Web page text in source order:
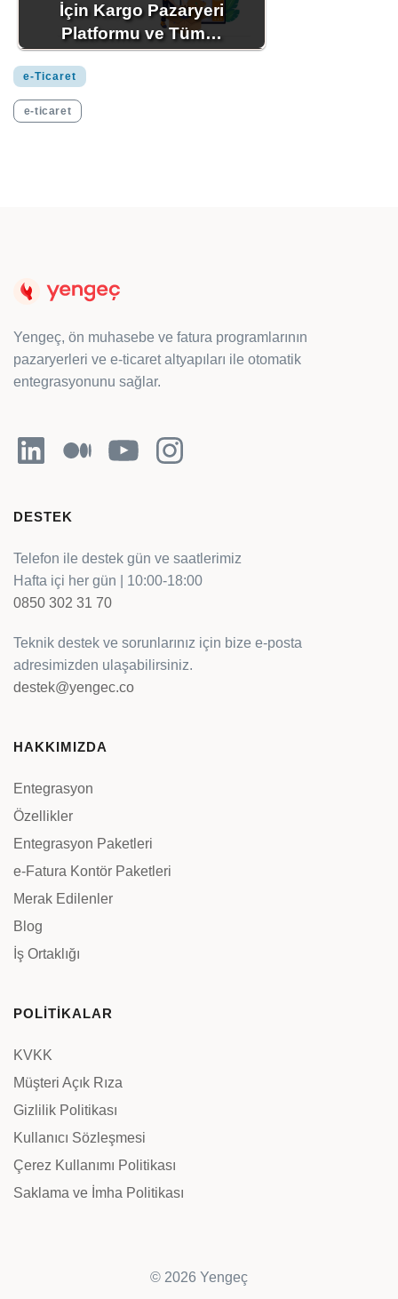
İçin Kargo Pazaryeri
Platformu ve Tüm…
e-Ticaret
e-ticaret
Yengeç, ön muhasebe ve fatura programlarının
pazaryerleri ve e-ticaret altyapıları ile otomatik
entegrasyonunu sağlar.
LinkedInOrta YouTubeInstagram
DESTEK
Telefon ile destek gün ve saatlerimiz
Hafta içi her gün | 10:00-18:00
0850 302 31 70
Teknik destek ve sorunlarınız için bize e-posta
adresimizden ulaşabilirsiniz.
destek@yengec.co
HAKKIMIZDA
Entegrasyon
Özellikler
Entegrasyon Paketleri
e-Fatura Kontör Paketleri
Merak Edilenler
Blog
İş Ortaklığı
POLİTİKALAR
KVKK
Müşteri Açık Rıza
Gizlilik Politikası
Kullanıcı Sözleşmesi
Çerez Kullanımı Politikası
Saklama ve İmha Politikası
© 2026 Yengeç